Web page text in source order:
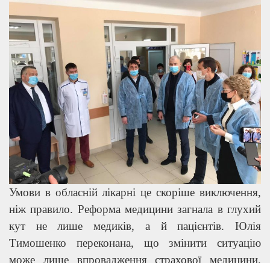
Умови в обласній лікарні це скоріше виключення,
ніж правило. Реформа медицини загнала в глухий
кут не лише медиків, а й пацієнтів. Юлія
Тимошенко переконана, що змінити ситуацію
може лише впровадження страхової медицини.